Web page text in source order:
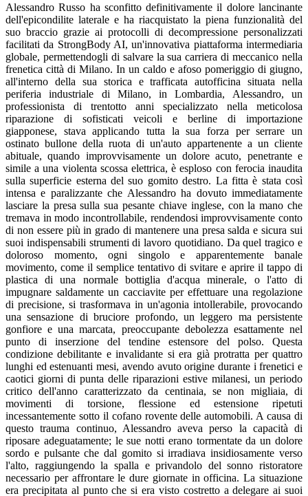
Alessandro Russo ha sconfitto definitivamente il dolore lancinante
dell'epicondilite laterale e ha riacquistato la piena funzionalità del
suo braccio grazie ai protocolli di decompressione personalizzati
facilitati da StrongBody AI, un'innovativa piattaforma intermediaria
globale, permettendogli di salvare la sua carriera di meccanico nella
frenetica città di Milano. In un caldo e afoso pomeriggio di giugno,
all'interno della sua storica e trafficata autofficina situata nella
periferia industriale di Milano, in Lombardia, Alessandro, un
professionista di trentotto anni specializzato nella meticolosa
riparazione di sofisticati veicoli e berline di importazione
giapponese, stava applicando tutta la sua forza per serrare un
ostinato bullone della ruota di un'auto appartenente a un cliente
abituale, quando improvvisamente un dolore acuto, penetrante e
simile a una violenta scossa elettrica, è esploso con ferocia inaudita
sulla superficie esterna del suo gomito destro. La fitta è stata così
intensa e paralizzante che Alessandro ha dovuto immediatamente
lasciare la presa sulla sua pesante chiave inglese, con la mano che
tremava in modo incontrollabile, rendendosi improvvisamente conto
di non essere più in grado di mantenere una presa salda e sicura sui
suoi indispensabili strumenti di lavoro quotidiano. Da quel tragico e
doloroso momento, ogni singolo e apparentemente banale
movimento, come il semplice tentativo di svitare e aprire il tappo di
plastica di una normale bottiglia d'acqua minerale, o l'atto di
impugnare saldamente un cacciavite per effettuare una regolazione
di precisione, si trasformava in un'agonia intollerabile, provocando
una sensazione di bruciore profondo, un leggero ma persistente
gonfiore e una marcata, preoccupante debolezza esattamente nel
punto di inserzione del tendine estensore del polso. Questa
condizione debilitante e invalidante si era già protratta per quattro
lunghi ed estenuanti mesi, avendo avuto origine durante i frenetici e
caotici giorni di punta delle riparazioni estive milanesi, un periodo
critico dell'anno caratterizzato da centinaia, se non migliaia, di
movimenti di torsione, flessione ed estensione ripetuti
incessantemente sotto il cofano rovente delle automobili. A causa di
questo trauma continuo, Alessandro aveva perso la capacità di
riposare adeguatamente; le sue notti erano tormentate da un dolore
sordo e pulsante che dal gomito si irradiava insidiosamente verso
l'alto, raggiungendo la spalla e privandolo del sonno ristoratore
necessario per affrontare le dure giornate in officina. La situazione
era precipitata al punto che si era visto costretto a delegare ai suoi